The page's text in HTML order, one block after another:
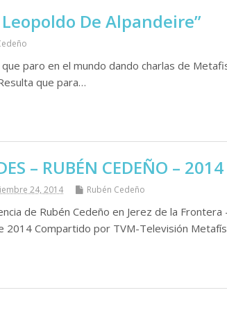
De Alpandeire”
paro en el mundo dando charlas de
que para…
– RUBÉN CEDEÑO – 2014
24, 2014 Rubén Cedeño
de Rubén Cedeño en Jerez de la Frontera
2014 Compartido por TVM-Televisión